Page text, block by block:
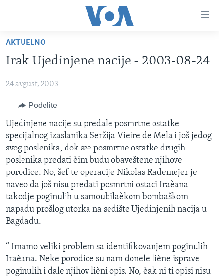
glavni
sadržaj
na
navigaciju
Idi
na
pretragu
NASLOVNA
AMERIKA
BALKAN
GLOBALNE TEME
EKONOMIJA
NAUKA I TEHNOLOGIJA
MEDICINA
KULTURA
DRUŠTVO
SPORT
INTERVJU
TV PROGRAM
OTVORENI STUDIO
IZ AMERIKE
Learning English
PRATITE NAS
Jezici
AKTUELNO
Irak Ujedinjene nacije - 2003-08-24
24 avgust, 2003
Podelite
Ujedinjene nacije su predale posmrtne ostatke
specijalnog izaslanika Seržija Vieire de Mela i još jedog
svog poslenika, dok æe posmrtne ostatke drugih
poslenika predati èim budu obaveštene njihove
porodice. No, šef te operacije Nikolas Rademejer je
naveo da još nisu predati posmrtni ostaci Iraèana
takodje poginulih u samoubilaèkom bombaškom
napadu prošlog utorka na sedište Ujedinjenih nacija u
Bagdadu.
“ Imamo veliki problem sa identifikovanjem poginulih
Iraèana. Neke porodice su nam donele liène isprave
poginulih i dale njihov lièni opis. No, èak ni ti opisi nisu